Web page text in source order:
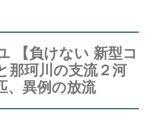
【負けない 新型コ
那珂川の支流２河
異例の放流